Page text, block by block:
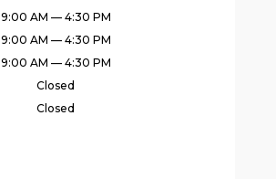
9:00 AM — 4:30 PM
9:00 AM — 4:30 PM
9:00 AM — 4:30 PM
Closed
Closed